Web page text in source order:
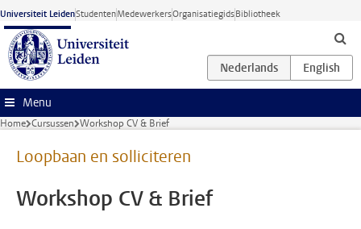
Ga naar hoofdinhoud
Universiteit LeidenStudentenMedewerkersOrganisatiegidsBibliotheek
Menu
Home Cursussen Workshop CV & Brief
Loopbaan en solliciteren
Workshop CV & Brief